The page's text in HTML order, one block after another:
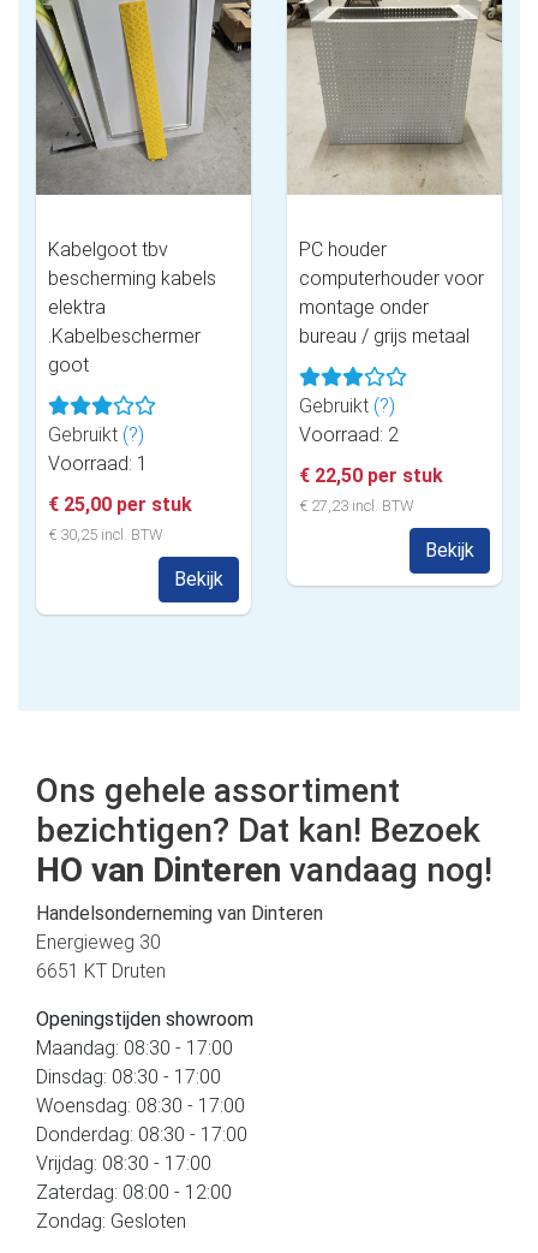
Kabelgoot tbv
bescherming kabels
elektra
.Kabelbeschermer
goot
Gebruikt (?)
Voorraad: 1
€ 25,00 per stuk
€ 30,25 incl. BTW
Bekijk
PC houder
computerhouder voor
montage onder
bureau / grijs metaal
Gebruikt (?)
Voorraad: 2
€ 22,50 per stuk
€ 27,23 incl. BTW
Bekijk
Ons gehele assortiment
bezichtigen? Dat kan! Bezoek
HO van Dinteren vandaag nog!
Handelsonderneming van Dinteren
Energieweg 30
6651 KT Druten
Openingstijden showroom
Maandag: 08:30 - 17:00
Dinsdag: 08:30 - 17:00
Woensdag: 08:30 - 17:00
Donderdag: 08:30 - 17:00
Vrijdag: 08:30 - 17:00
Zaterdag: 08:00 - 12:00
Zondag: Gesloten